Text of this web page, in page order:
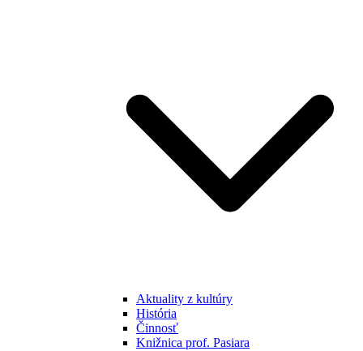
Aktuality z kultúry
História
Činnosť
Knižnica prof. Pasiara